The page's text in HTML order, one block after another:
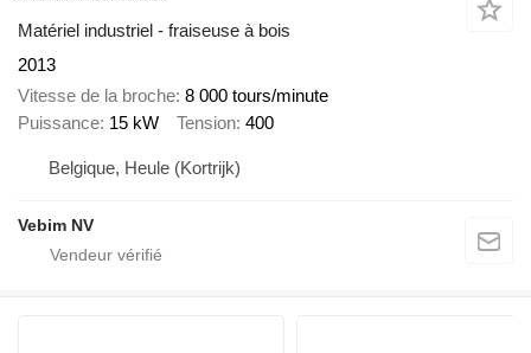
Matériel industriel - fraiseuse à bois
2013
Vitesse de la broche 8 000 tours/minute
Puissance 15 kW Tension 400
Belgique, Heule (Kortrijk)
Vebim NV